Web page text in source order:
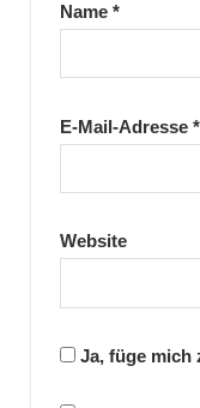
Name *
E-Mail-Adresse *
Website
Ja, füge mich